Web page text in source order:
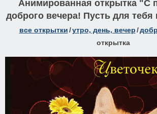
Анимированная открытка "С
доброго вечера! Пусть для тебя
все открытки/утро, день, вечер/
открытка